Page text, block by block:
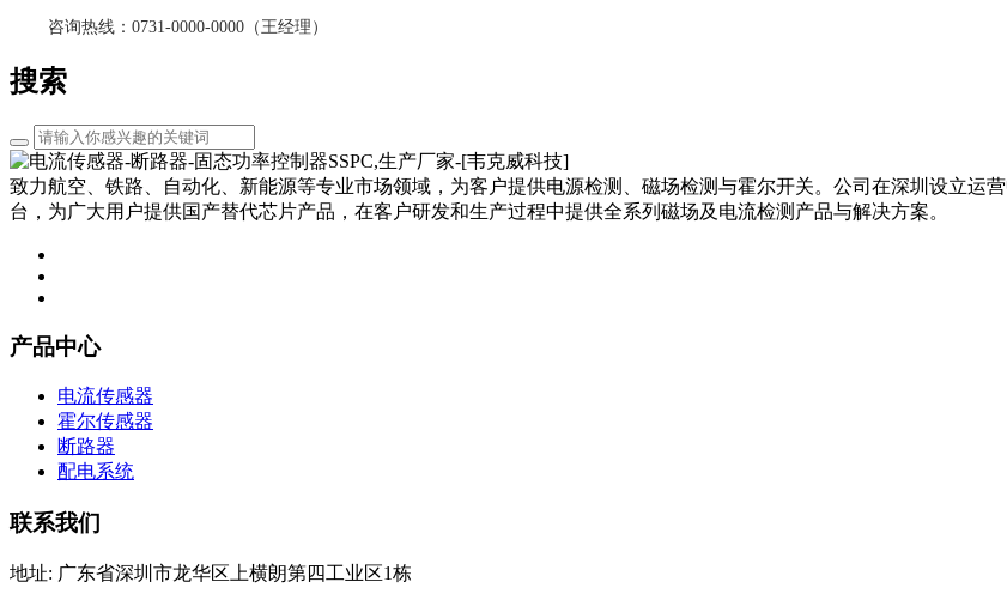
咨询热线：0731-0000-0000（王经理）
搜索
致力航空、铁路、自动化、新能源等专业市场领域，为客户提供电源检测、磁场检测与霍尔开关。公司在深圳设立运
台，为广大用户提供国产替代芯片产品，在客户研发和生产过程中提供全系列磁场及电流检测产品与解决方案。
产品中心
电流传感器
霍尔传感器
断路器
配电系统
联系我们
地址: 广东省深圳市龙华区上横朗第四工业区1栋